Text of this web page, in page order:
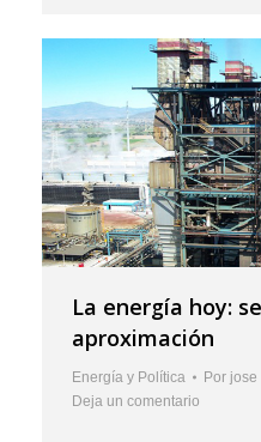
La energía hoy:
aproximación
Energía y Política Por jose
Deja un comentario